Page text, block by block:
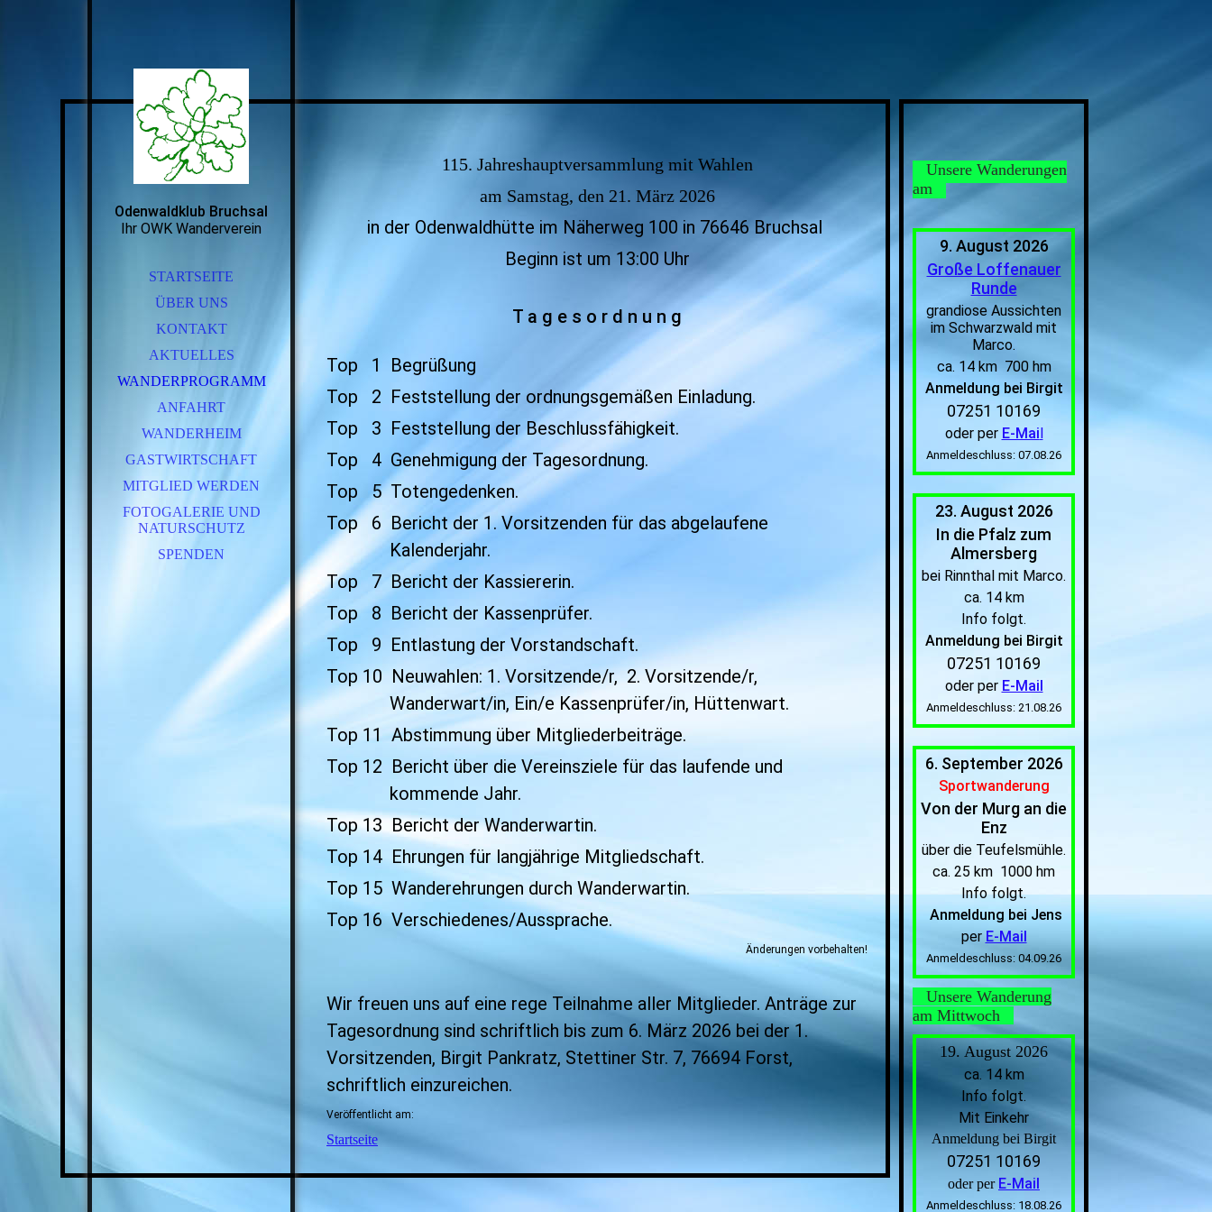
Odenwaldklub Bruchsal
Ihr OWK Wanderverein
STARTSEITE
ÜBER UNS
KONTAKT
AKTUELLES
WANDERPROGRAMM
ANFAHRT
WANDERHEIM
GASTWIRTSCHAFT
MITGLIED WERDEN
FOTOGALERIE UND
NATURSCHUTZ
SPENDEN
115. Jahreshauptversammlung mit Wahlen
am Samstag, den 21 . März 2026
in der Odenwaldhütte im Näherweg 100 in 76646 Bruchsal
Beginn ist um 13:00 Uhr
T a g e s o r d n u n g
Top 1 Begrüßung
Top 2 Feststellung der ordnungsgemäßen Einladung.
Top 3 Feststellung der Beschlussfähigkeit.
Top 4 Genehmigung der Tagesordnung.
Top 5 Totengedenken.
Top 6 Bericht der 1. Vorsitzenden für das abgelaufene
Kalenderjahr.
Top 7 Bericht der Kassiererin.
Top 8 Bericht der Kassenprüfer.
Top 9 Entlastung der Vorstandschaft.
Top 10 Neuwahlen: 1. Vorsitzende/r, 2. Vorsitzende/r,
Wanderwart/in,Ein/e Kassenprüfer/in, Hüttenwart.
Top 11 Abstimmung über Mitgliederbeiträge.
Top 12 Bericht über die Vereinsziele für das laufende und
kommende Jahr.
Top 13 Bericht der Wanderwartin.
Top 14 Ehrungen für langjährige Mitgliedschaft.
Top 15 Wanderehrungen durch Wanderwartin.
Top 16 Verschiedenes/Aussprache.
Änderungen vorbehalten!
Wir freuen uns auf eine rege Teilnahme aller Mitglieder. Anträge zur
Tagesordnung sind schriftlich bis zum 6. März 2026 bei der 1.
Vorsitzenden, Birgit Pankratz, Stettiner Str. 7, 76694 Forst,
schriftlich einzureichen.
Veröffentlicht am:
Startseite
Unsere Wanderungen
am
9. August 2026
Große Loffenauer
Runde
grandiose Aussichten
im Schwarzwald mit
Marco.
ca. 14 km 700 hm
Anmeldung bei Birgit
07251 10169
oder per E-Mail
Anmeldeschluss: 07.08.26
23. August 2026
In die Pfalz zum
Almersberg
bei Rinnthal mit Marco.
ca. 14 km
Info folgt.
Anmeldung bei Birgit
07251 10169
oder per E-Mail
Anmeldeschluss: 21.08.26
6. September 2026
Sportwanderung
Von der Murg an die
Enz
über die Teufelsmühle.
ca. 25 km 1000 hm
Info folgt.
Anmeldung bei Jens
per E-Mail
Anmeldeschluss: 04.09.26
Unsere Wanderung
am Mittwoch
19. August 2026
ca. 14 km
Info folgt.
Mit Einkehr
Anmeldung bei Birgit
07251 10169
oder per E-Mail
Anmeldeschluss: 18.08.26